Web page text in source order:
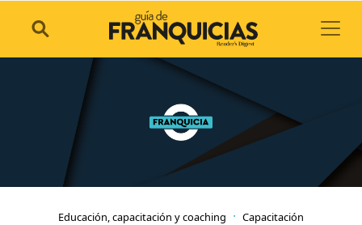
Educación, capacitación y coaching
Capacitación